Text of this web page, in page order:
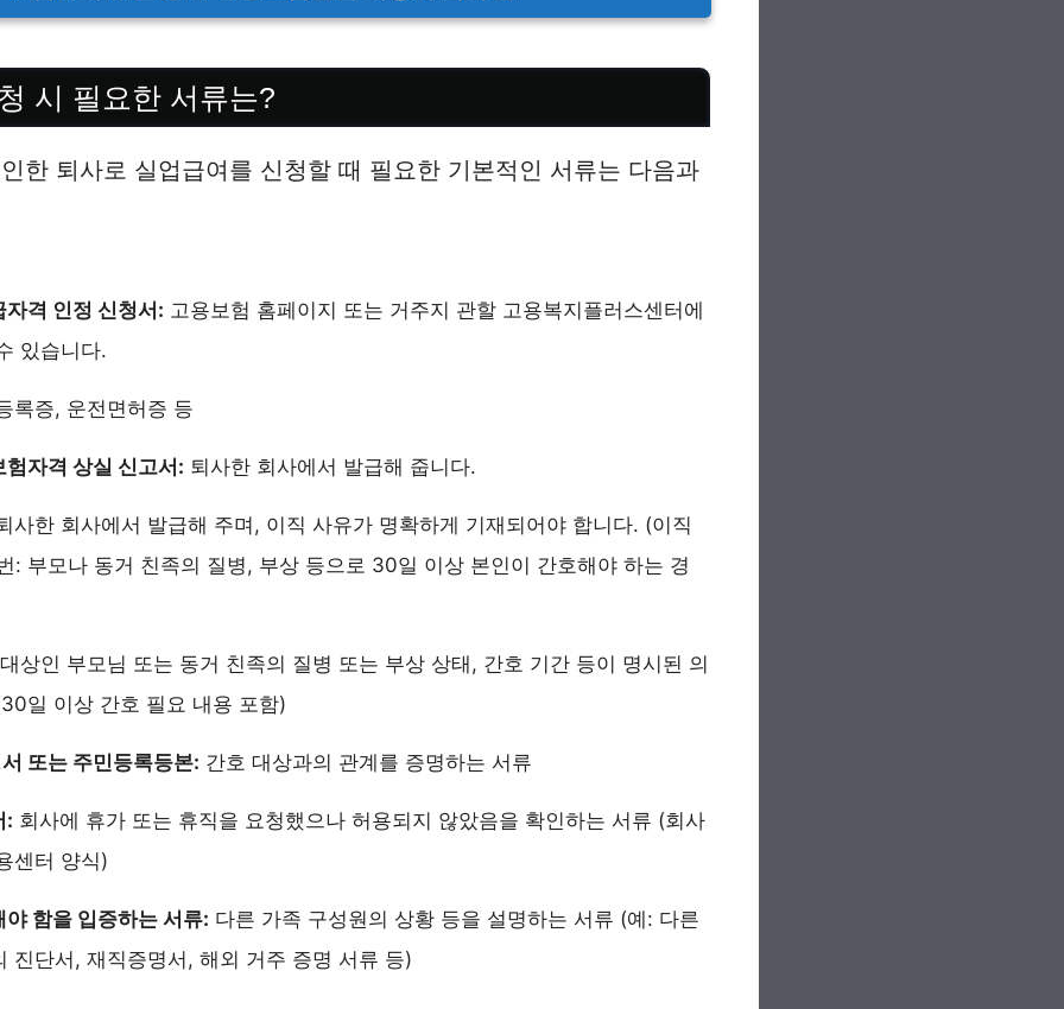
시 필요한 서류는?
한 퇴사로 실업급여를 신청할 때 필요한 기본적인 서류는 다음과
격 인정 신청서: 고용보험 홈페이지 또는 거주지 관할 고용복지플러스센터에
있습니다.
록증, 운전면허증 등
자격 상실 신고서: 퇴사한 회사에서 발급해 줍니다.
사한 회사에서 발급해 주며, 이직 사유가 명확하게 기재되어야 합니다. (이직
: 부모나 동거 친족의 질병, 부상 등으로 30일 이상 본인이 간호해야 하는 경
상인 부모님 또는 동거 친족의 질병 또는 부상 상태, 간호 기간 등이 명시된 의
일 이상 간호 필요 내용 포함)
또는 주민등록등본: 간호 대상과의 관계를 증명하는 서류
: 회사에 휴가 또는 휴직을 요청했으나 허용되지 않았음을 확인하는 서류 (회사
센터 양식)
함을 입증하는 서류: 다른 가족 구성원의 상황 등을 설명하는 서류 (예: 다른
진단서, 재직증명서, 해외 거주 증명 서류 등)